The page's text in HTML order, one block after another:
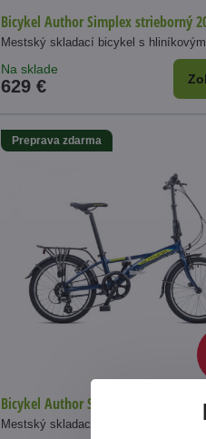
Bicykel Author Simplex strieborný
Mestský skladací bicykel s
Na sklade
629 €
Preprava zdarma
Bicykel Author Simplex modrý 2023
Mestský skladací bicykel s